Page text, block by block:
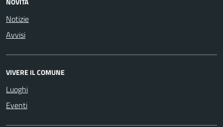
Notizie
Avvisi
VIVERE IL COMUNE
Luoghi
Eventi